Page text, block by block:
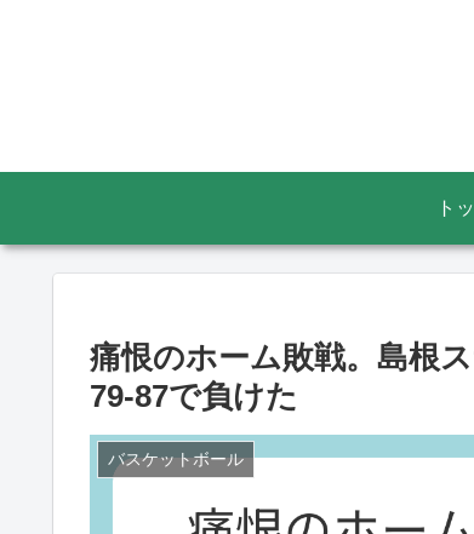
ト
痛恨のホーム敗戦。島根
79-87で負けた
バスケットボール